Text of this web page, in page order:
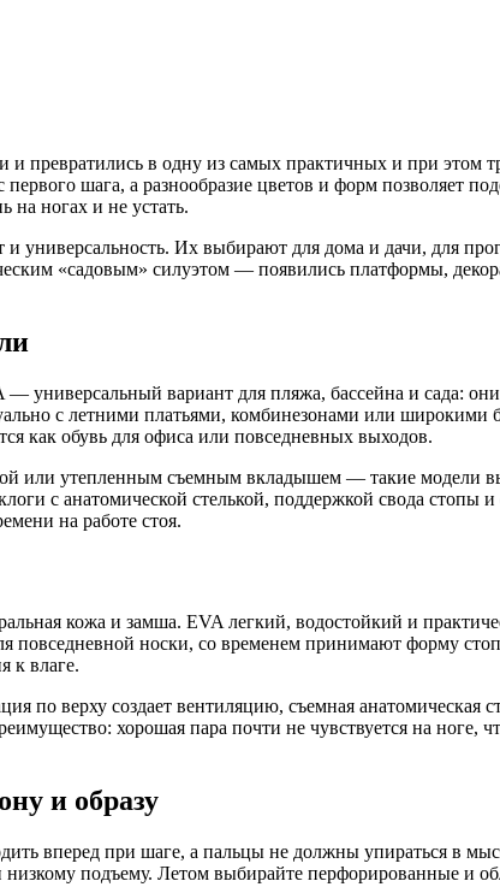
превратились в одну из самых практичных и при этом
шага, а разнообразие цветов и форм позволяет
на ногах и не устать.
универсальность. Их выбирают для дома и дачи, для
«садовым» силуэтом — появились платформы,
универсальный вариант для пляжа, бассейна и сада:
с летними платьями, комбинезонами или
как обувь для офиса или повседневных выходов.
или утепленным съемным вкладышем — такие модели
с анатомической стелькой, поддержкой свода
на работе стоя.
кожа и замша. EVA легкий, водостойкий и
повседневной носки, со временем принимают форму
к влаге.
по верху создает вентиляцию, съемная анатомическая
хорошая пара почти не чувствуется на ноге,
и образу
вперед при шаге, а пальцы не должны упираться в
подъему. Летом выбирайте перфорированные и